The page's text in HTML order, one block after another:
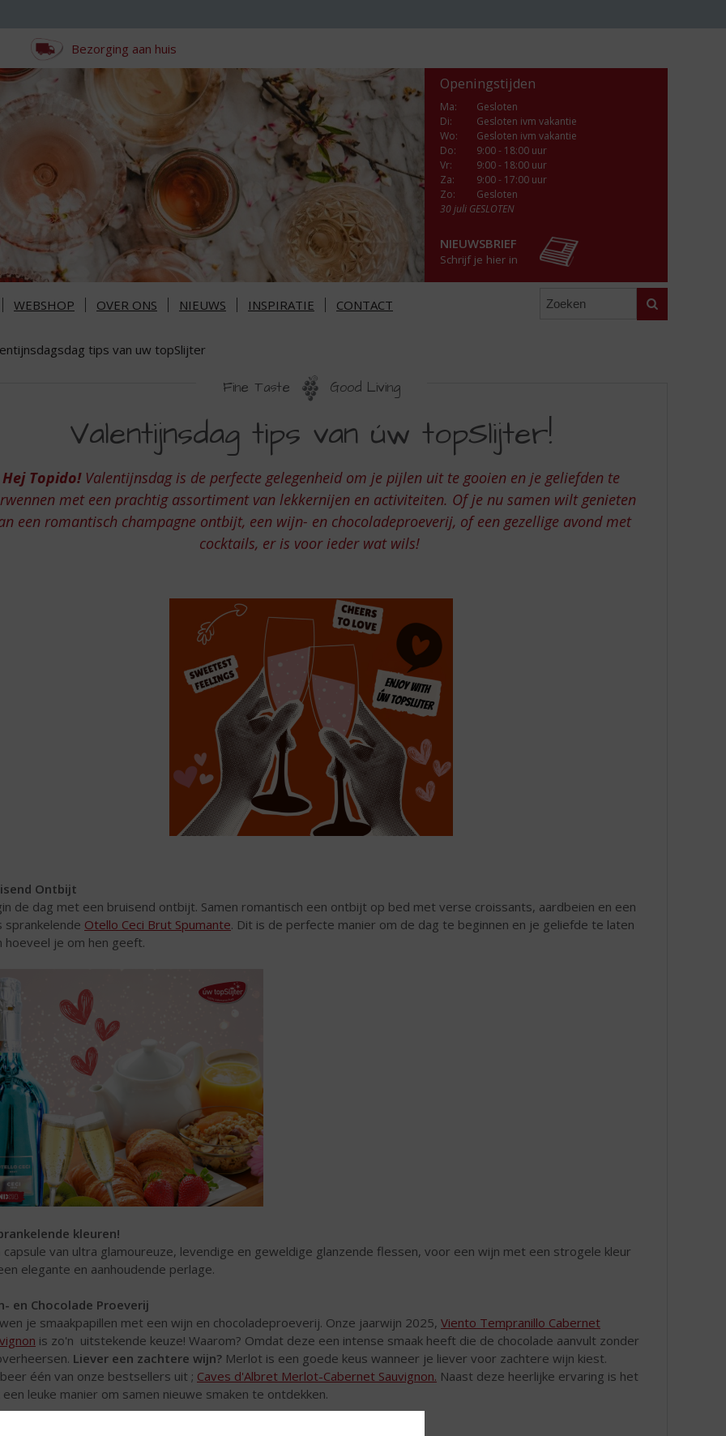
Bezorging aan huis
Openingstijden
Ma:
Gesloten
Di:
Gesloten ivm vakantie
Wo:
Gesloten ivm vakantie
Do:
9:00 - 18:00 uur
Vr:
9:00 - 18:00 uur
Za:
9:00 - 17:00 uur
Zo:
Gesloten
30 juli GESLOTEN
NIEUWSBRIEF
Schrijf je hier in
WEBSHOP OVER ONS NIEUWS INSPIRATIE CONTACT Zoeken
tips van uw topSlijter
Fine Taste Good Living
Valentijnsdag tips van úw topSlijter!
Hej Topido!Valentijnsdag is de perfecte gelegenheid om je pijlen uit te gooien en je geliefden te
met een prachtig assortiment van lekkernijen en activiteiten. Of je nu samen wilt genieten
een romantisch champagne ontbijt, een wijn- en chocoladeproeverij, of een gezellige avond met
cocktails, er is voor ieder wat wils!
Ontbijt
de dag met een bruisend ontbijt. Samen romantisch een ontbijt op bed met verse croissants, aardbeien en een
sprankelende Otello Ceci Brut Spumante. Dit is de perfecte manier om de dag te beginnen en je geliefde te laten
hoeveel je om hen geeft.
kleuren!
capsule van ultra glamoureuze, levendige en geweldige glanzende flessen, voor een wijn met een strogele kleur
elegante en aanhoudende perlage.
en Chocolade Proeverij
je smaakpapillen met een wijn en chocoladeproeverij. Onze jaarwijn 2025, Viento Tempranillo Cabernet
is zo'n uitstekende keuze! Waarom? Omdat deze een intense smaak heeft die de chocolade aanvult zonder
Liever een zachtere wijn? Merlot is een goede keus wanneer je liever voor zachtere wijn kiest.
één van onze bestsellers uit ; Caves d'Albret Merlot-Cabernet Sauvignon. Naast deze heerlijke ervaring is het
een leuke manier om samen nieuwe smaken te ontdekken.